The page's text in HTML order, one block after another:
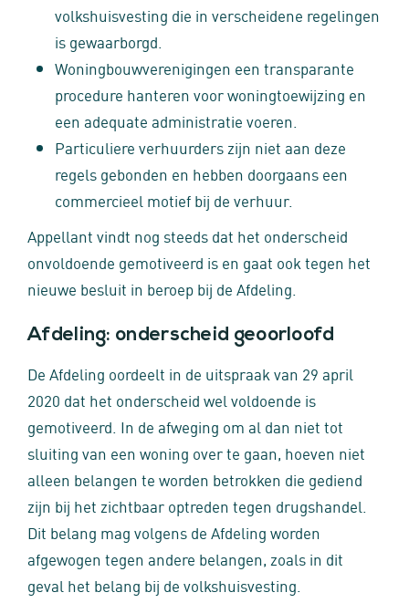
volkshuisvesting die in verscheidene regelingen
is gewaarborgd.
Woningbouwverenigingen een transparante
procedure hanteren voor woningtoewijzing en
een adequate administratie voeren.
Particuliere verhuurders zijn niet aan deze
regels gebonden en hebben doorgaans een
commercieel motief bij de verhuur.
Appellant vindt nog steeds dat het onderscheid
onvoldoende gemotiveerd is en gaat ook tegen het
nieuwe besluit in beroep bij de Afdeling.
Afdeling: onderscheid geoorloofd
De Afdeling oordeelt in de uitspraak van 29 april
2020 dat het onderscheid wel voldoende is
gemotiveerd. In de afweging om al dan niet tot
sluiting van een woning over te gaan, hoeven niet
alleen belangen te worden betrokken die gediend
zijn bij het zichtbaar optreden tegen drugshandel.
Dit belang mag volgens de Afdeling worden
afgewogen tegen andere belangen, zoals in dit
geval het belang bij de volkshuisvesting.